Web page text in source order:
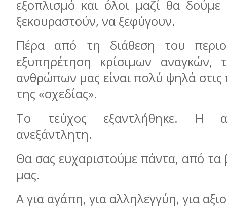
εξοπλισμό και όλοι μαζί θα
ξεκουραστούν, να ξεφύγουν.
Πέρα από τη διάθεση του
εξυπηρέτηση κρίσιμων
ανθρώπων μας είναι πολύ ψηλά στις
της «σχεδίας».
Το τεύχος εξαντλήθηκε. Η
ανεξάντλητη.
Θα σας ευχαριστούμε πάντα, από
μας.
Α για αγάπη, για αλληλεγγύη, για